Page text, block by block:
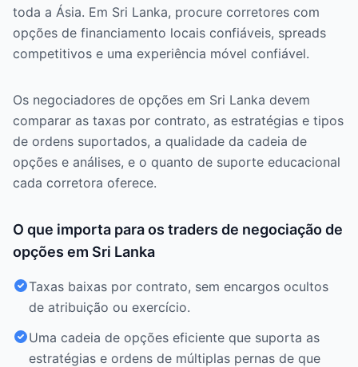
toda a Ásia. Em Sri Lanka, procure corretores com
opções de financiamento locais confiáveis, spreads
competitivos e uma experiência móvel confiável.
Os negociadores de opções em Sri Lanka devem
comparar as taxas por contrato, as estratégias e tipos
de ordens suportados, a qualidade da cadeia de
opções e análises, e o quanto de suporte educacional
cada corretora oferece.
O que importa para os traders de negociação de
opções em Sri Lanka
Taxas baixas por contrato, sem encargos ocultos
de atribuição ou exercício.
Uma cadeia de opções eficiente que suporta as
estratégias e ordens de múltiplas pernas de que